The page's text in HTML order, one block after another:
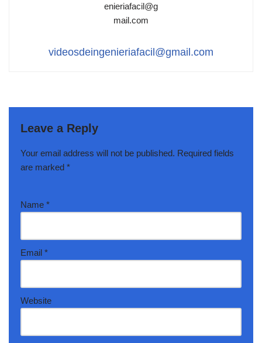
videosdeingenieriafacil@gmail.com
Leave a Reply
Your email address will not be published. Required fields
are marked *
Name *
Email *
Website